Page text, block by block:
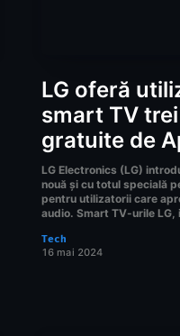
LG oferă
smart TV
gratuite de
LG Electronics (LG)
nouă și cu totul specială
pentru utilizatorii care
audio. Smart TV-urile LG,
Tech
16 mai 2024